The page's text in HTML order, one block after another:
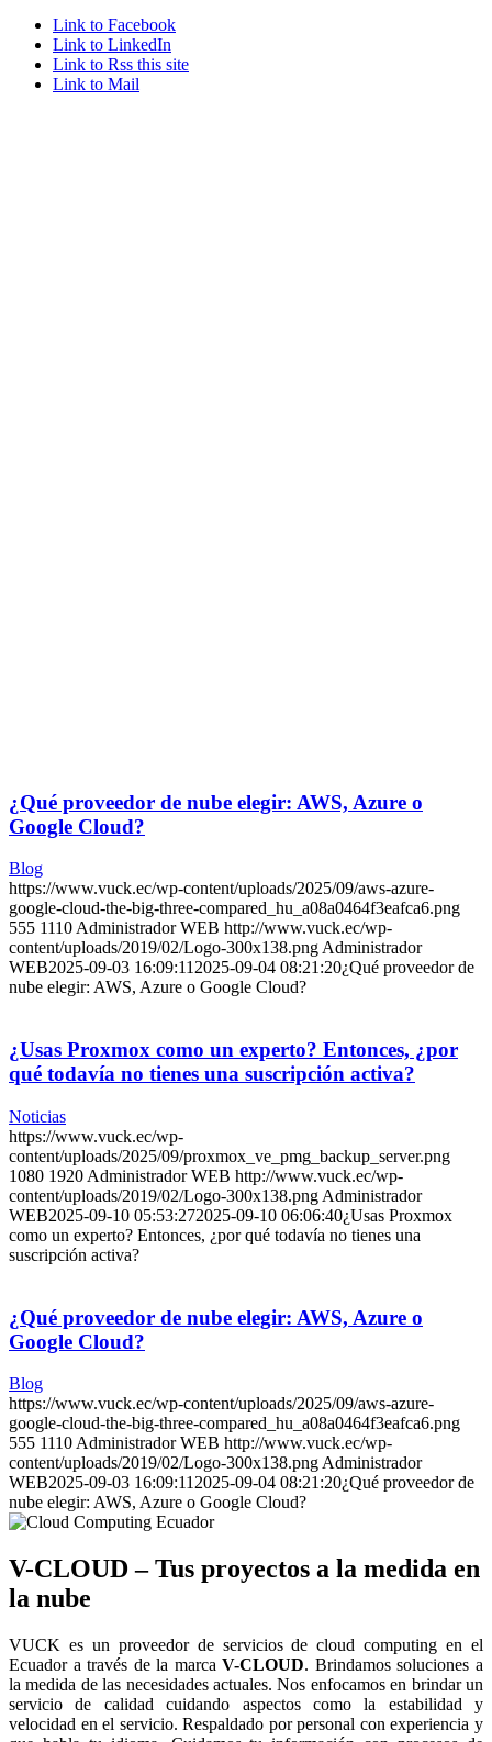
Link to Facebook
Link to LinkedIn
Link to Rss this site
Link to Mail
¿Qué proveedor de nube elegir: AWS, Azure o
Google Cloud?
Blog
https://www.vuck.ec/wp-content/uploads/2025/09/aws-azure-
google-cloud-the-big-three-compared_hu_a08a0464f3eafca6.png
555 1110Administrador WEB http://www.vuck.ec/wp-
content/uploads/2019/02/Logo-300x138.pngAdministrador
WEB2025-09-03 16:09:112025-09-04 08:21:20¿Qué proveedor de
nube elegir: AWS, Azure o Google Cloud?
¿Usas Proxmox como un experto? Entonces, ¿por
qué todavía no tienes una suscripción activa?
Noticias
https://www.vuck.ec/wp-
content/uploads/2025/09/proxmox_ve_pmg_backup_server.png
1080 1920 Administrador WEB http://www.vuck.ec/wp-
content/uploads/2019/02/Logo-300x138.png Administrador
WEB2025-09-10 05:53:272025-09-10 06:06:40¿Usas Proxmox
como un experto? Entonces, ¿por qué todavía no tienes una
suscripción activa?
¿Qué proveedor de nube elegir: AWS, Azure o
Google Cloud?
Blog
https://www.vuck.ec/wp-content/uploads/2025/09/aws-azure-
google-cloud-the-big-three-compared_hu_a08a0464f3eafca6.png
555 1110 Administrador WEB http://www.vuck.ec/wp-
content/uploads/2019/02/Logo-300x138.png Administrador
WEB2025-09-03 16:09:11 2025-09-04 08:21:20¿Qué proveedor de
nube elegir: AWS, Azure o Google Cloud?
V-CLOUD – Tus proyectos a la medida en
la nube
VUCK es un proveedor de servicios de cloud computing en el
Ecuador a través de la marcaV-CLOUD. Brindamos soluciones a
la medida de las necesidades actuales. Nos enfocamos en brindar un
servicio de calidad cuidando aspectos como la estabilidad y
velocidad en el servicio. Respaldado por personal con experiencia y